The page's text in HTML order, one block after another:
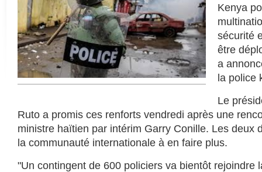
Kenya
sécurité
être
a
la police
Le
Ruto a promis ces renforts vendredi après une
ministre haïtien par intérim Garry Conille. Les deux
la communauté internationale à en faire plus.
"Un contingent de 600 policiers va bientôt rejoindre